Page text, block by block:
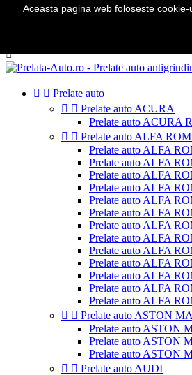
Telefon:0724 571 115

  Prelate auto
  Prelate auto ACURA
Prelate auto ACURA
  Prelate auto ALFA
Prelate auto ALFA
Prelate auto ALFA
Prelate auto ALFA
Prelate auto ALFA
Prelate auto ALFA
Prelate auto ALFA
Prelate auto ALFA
Prelate auto ALFA
Prelate auto ALFA
Prelate auto ALFA
Prelate auto ALFA
Prelate auto ALFA
Prelate auto ALFA
  Prelate auto ASTON
Prelate auto ASTON
Prelate auto ASTON
Prelate auto ASTON
  Prelate auto AUDI
Aceasta pagina web foloseste